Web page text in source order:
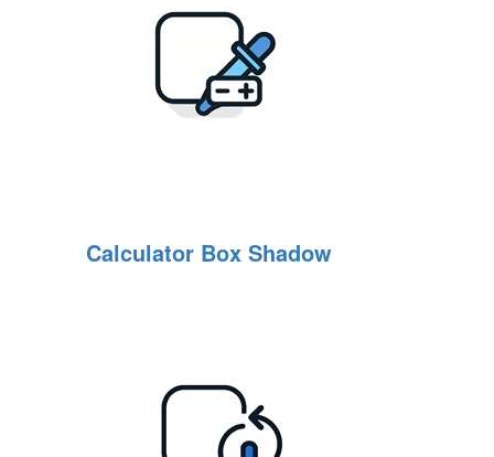
Calculator Box Shadow